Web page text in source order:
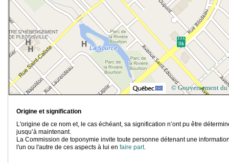
© Gouvernement du
Origine et signification
L'origine de ce nom et, le cas échéant, sa signification n’ont pu être
jusqu’à maintenant.
La Commission de toponymie invite toute personne détenant une
l'un ou l'autre de ces aspects à lui en faire part.